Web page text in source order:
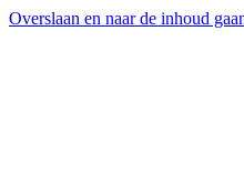
Overslaan en naar de inhoud